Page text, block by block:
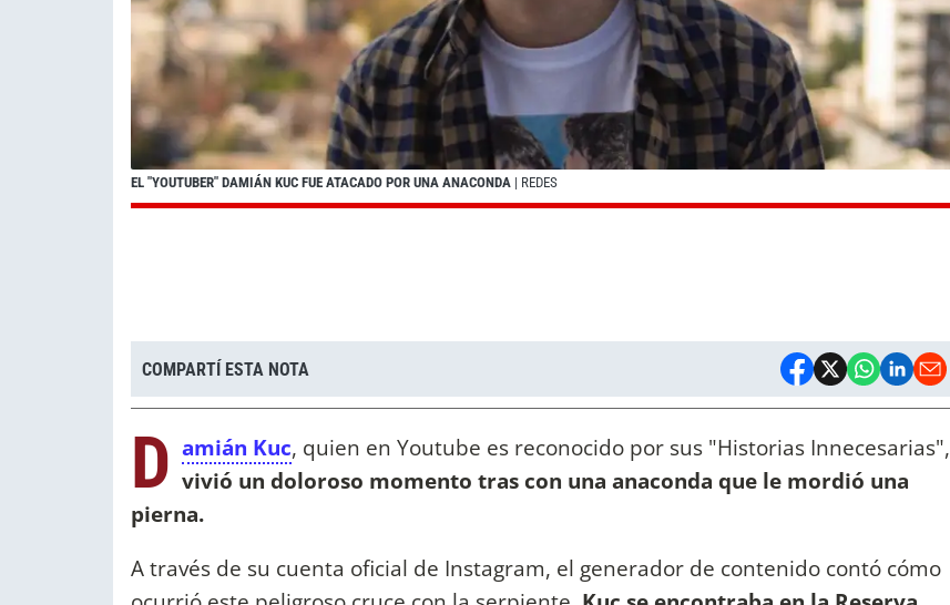
EL "YOUTUBER" DAMIÁN KUC FUE ATACADO POR UNA ANACONDA | REDES
COMPARTÍ ESTA NOTA
D amián Kuc, quien en Youtube es reconocido por sus "Historias Innecesarias",
vivió un doloroso momento tras con una anaconda que le mordió una
pierna.
A través de su cuenta oficial de Instagram, el generador de contenido contó cómo